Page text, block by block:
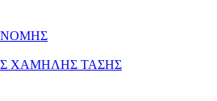
ΧΑΜΗΛΗΣ ΤΑΣΗΣ